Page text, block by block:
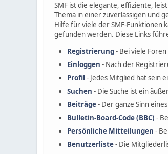
SMF ist die elegante, effiziente,
Thema in einer zuverlässigen und
Hilfe für viele der SMF-Funktionen
gefunden werden. Diese Links
Registrierung- Bei viele
Einloggen - Nach der
Profil - Jedes Mitglied hat sein
Suchen - Die Suche ist ein
Beiträge- Der ganze Sinn
Bulletin-Board-Code (BBC) -
Persönliche Mitteilungen -
Benutzerliste- Die